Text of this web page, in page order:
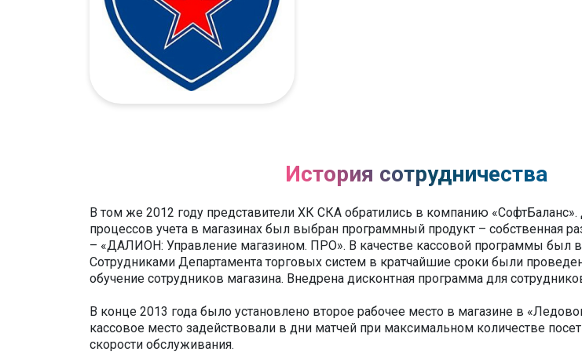
История сотрудничества
В том же 2012 году представители ХК СКА обратились в компанию
процессов учета в магазинах был выбран программный продукт – собственная
– «ДАЛИОН: Управление магазином. ПРО». В качестве кассовой программы был
Сотрудниками Департамента торговых систем в кратчайшие сроки были
обучение сотрудников магазина. Внедрена дисконтная программа для
В конце 2013 года было установлено второе рабочее место в магазине в
кассовое место задействовали в дни матчей при максимальном количестве
скорости обслуживания.